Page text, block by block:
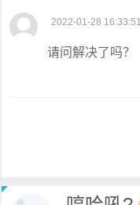
2022-01-28 16:33:51
请问解决了吗？